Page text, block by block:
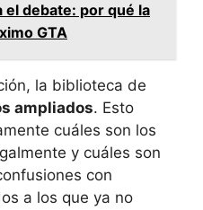
el debate: por qué la
GTA
la biblioteca de
ampliados. Esto
cuáles son los
y cuáles son
con
a los que ya no